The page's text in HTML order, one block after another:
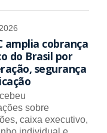
amplia cobrança
do Brasil por
segurança
sobre
caixa executivo,